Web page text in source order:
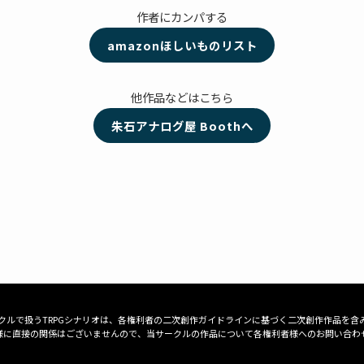
作者にカンパする
amazonほしいものリスト
他作品などはこちら
朱石アナログ屋 Boothへ
ルで扱うTRPGシナリオは、各権利者の二次創作ガイドラインに基づく二次創作作品を含
直接の関係はございませんので、当サークルの作品について各権利者様へのお問い合わ